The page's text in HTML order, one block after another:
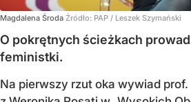
Magdalena Środa Źródło: PAP / Leszek Szymański
O pokrętnych ścieżkach
feministki.
Na pierwszy rzut oka wywiad